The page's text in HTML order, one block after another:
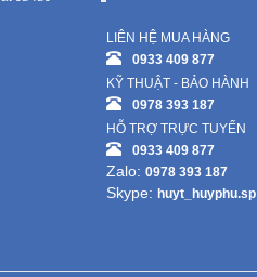
LIÊN HỆ MUA HÀNG
0933 409 877
KỸ THUẬT - BẢO HÀNH
0978 393 187
HỖ TRỢ TRỰC TUYẾN
0933 409 877
Zalo: 0978 393 187
Skype: huyt_huyphu.sp